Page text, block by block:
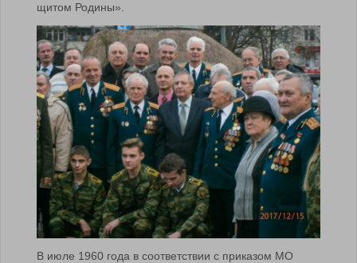
щитом Родины».
В июле 1960 года в соответствии с приказом МО